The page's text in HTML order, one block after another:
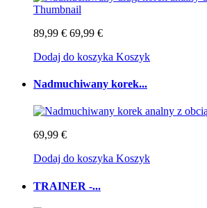
89,99 € 69,99 €
Dodaj do koszyka Koszyk
Nadmuchiwany korek...
69,99 €
Dodaj do koszyka Koszyk
TRAINER -...